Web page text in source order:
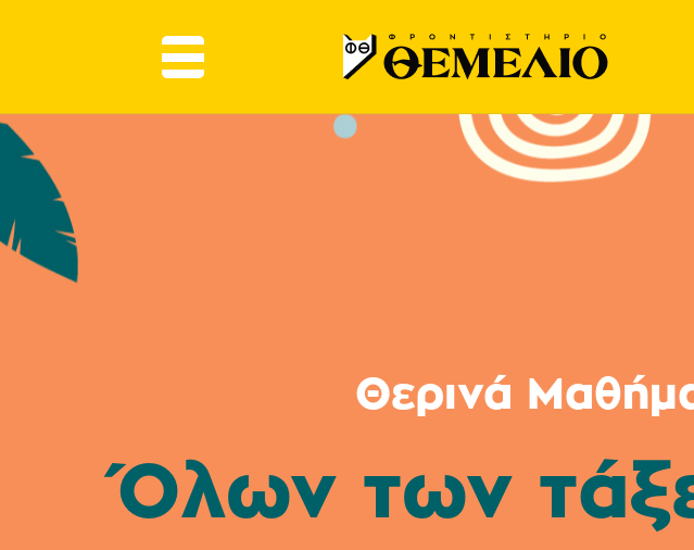
Θερινά
Όλων των